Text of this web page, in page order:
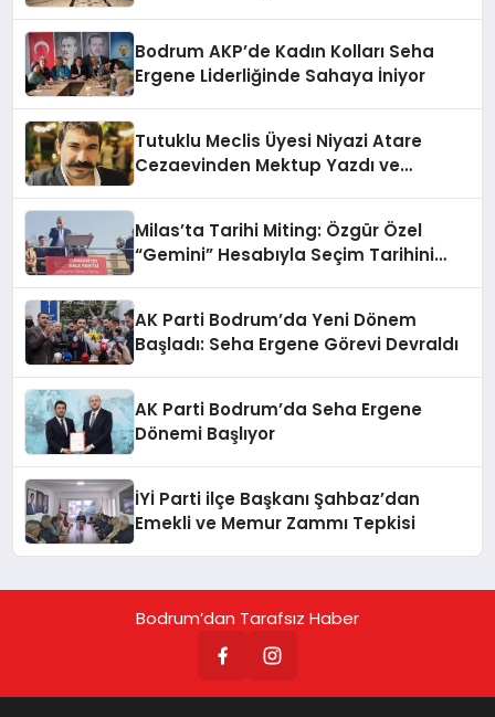
Bodrum AKP’de Kadın Kolları Seha
Ergene Liderliğinde Sahaya İniyor
Tutuklu Meclis Üyesi Niyazi Atare
Cezaevinden Mektup Yazdı ve
Milas’ta Tarihi Miting: Özgür Özel
“Gemini” Hesabıyla Seçim Tarihini
AK Parti Bodrum’da Yeni Dönem
Başladı: Seha Ergene Görevi Devraldı
AK Parti Bodrum’da Seha Ergene
Dönemi Başlıyor
İYİ Parti ilçe Başkanı Şahbaz’dan
Emekli ve Memur Zammı Tepkisi
Bodrum’dan Tarafsız Haber